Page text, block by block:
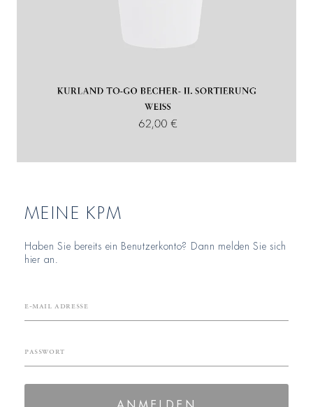
MEINE KPM
Haben Sie bereits ein Benutzerkonto? Dann melden Sie sich
hier an.
E-Mail Adresse
Passwort
ANMELDEN